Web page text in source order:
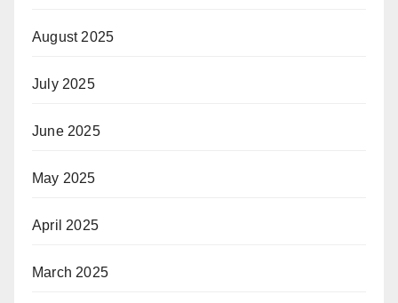
August 2025
July 2025
June 2025
May 2025
April 2025
March 2025